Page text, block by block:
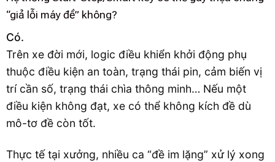
“giả lỗi máy đề” không?
Có.
Trên xe đời mới, logic điều khiển khởi động phụ
thuộc điều kiện an toàn, trạng thái pin, cảm biến vị
trí cần số, trạng thái chìa thông minh… Nếu một
điều kiện không đạt, xe có thể không kích đề dù
mô-tơ đề còn tốt.
Thực tế tại xưởng, nhiều ca “đề im lặng” xử lý xong